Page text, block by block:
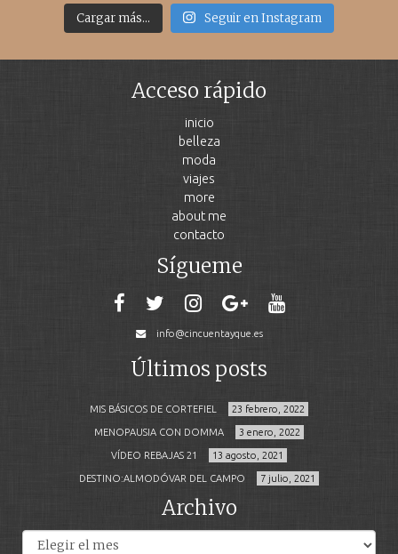
Cargar más... Seguir en Instagram
Acceso rápido
inicio
belleza
moda
viajes
more
about me
contacto
Sígueme
info@cincuentayque.es
Últimos posts
MIS BÁSICOS DE CORTEFIEL 23 febrero, 2022
MENOPAUSIA CON DOMMA 3 enero, 2022
VÍDEO REBAJAS 21 13 agosto, 2021
DESTINO:ALMODÓVAR DEL CAMPO 7 julio, 2021
Archivo